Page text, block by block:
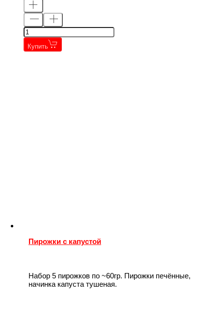
Купить
Пирожки с капустой
Набор 5 пирожков по ~60гр. Пирожки печённые,
начинка капуста тушеная.